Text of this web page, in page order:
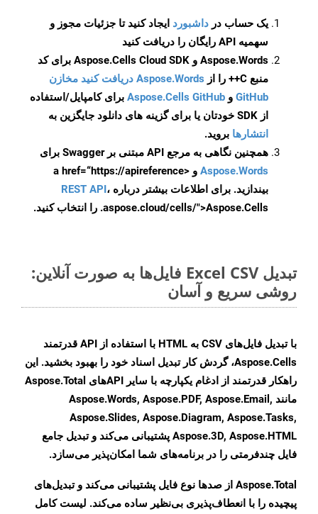
یک حساب در داشبورد ایجاد کنید تا جزئیات مجوز و
سهمیه API رایگان را دریافت کنید
Aspose.Words و Aspose.Cells Cloud SDK برای کد
منبع C++ را از
Aspose.Words دریافت کنید مخازن
GitHub و Aspose.Cells GitHub برای کامپایل/استفاده
از SDK خودتان یا برای گزینه های دانلود جایگزین به
انتشارها بروید.
همچنین نگاهی به مرجع API مبتنی بر Swagger برای
Aspose.Words
و <a href=“https://apireference
بیندازید. برای اطلاعات بیشتر درباره REST API،
.aspose.cloud/cells/">Aspose.Cells را انتخاب کنید.
تبدیل Excel CSV فایل‌ها به صورت آنلاین:
روشی سریع و آسان
با تبدیل فایل‌های CSV به HTML با استفاده از API قدرتمند
Aspose.Cells، گردش کار تبدیل اسناد خود را بهبود بخشید. این
راهکار قدرتمند از ادغام یکپارچه با سایر APIهای Aspose.Total
مانند Aspose.Words, Aspose.PDF, Aspose.Email,
Aspose.Slides, Aspose.Diagram, Aspose.Tasks,
Aspose.3D, Aspose.HTML پشتیبانی می‌کند و تبدیل جامع
فایل چندفرمتی را در برنامه‌های شما امکان‌پذیر می‌سازد.
Aspose.Total از صدها نوع فایل پشتیبانی می‌کند و تبدیل‌های
پیچیده را با انعطاف‌پذیری بی‌نظیر ساده می‌کند. لیست کامل